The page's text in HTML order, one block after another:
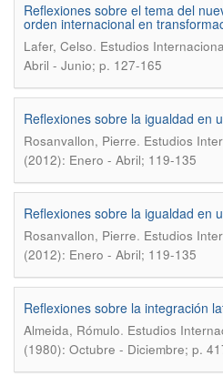
Reflexiones sobre el tema del
orden internacional en
Lafer, Celso. Estudios
Abril - Junio; p. 127-165
Reflexiones sobre la igualdad en
Rosanvallon, Pierre. Estudios
(2012): Enero - Abril; 119-135
Reflexiones sobre la igualdad en
Rosanvallon, Pierre. Estudios
(2012): Enero - Abril; 119-135
Reflexiones sobre la integración
Almeida, Rómulo. Estudios
(1980): Octubre - Diciembre; p.